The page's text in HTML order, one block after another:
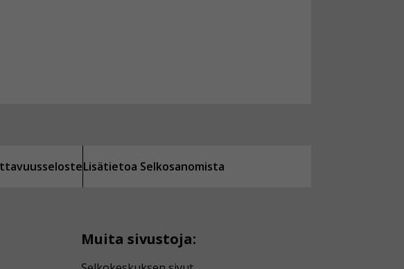
Lisätietoa Selkosanomista
Muita sivustoja: